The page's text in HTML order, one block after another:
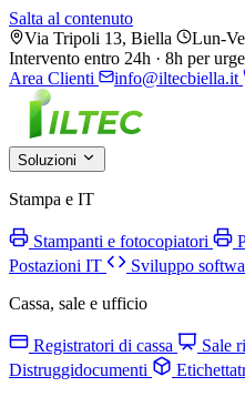
Salta al contenuto
Via Tripoli 13, Biella
Lun-
Intervento entro 24h · 8h per
Area Clienti
info@iltecbiella.it
Soluzioni
Stampa e IT
Stampanti e fotocopiatori
Postazioni IT
Sviluppo
Cassa, sale e ufficio
Registratori di cassa
Sale
Distruggidocumenti